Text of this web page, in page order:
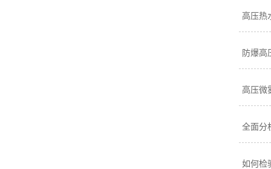
高压热
防爆高
高压微
全面分
如何检